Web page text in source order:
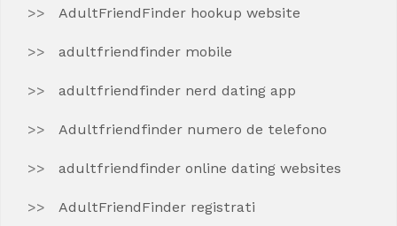
AdultFriendFinder hookup website
adultfriendfinder mobile
adultfriendfinder nerd dating app
Adultfriendfinder numero de telefono
adultfriendfinder online dating websites
AdultFriendFinder registrati